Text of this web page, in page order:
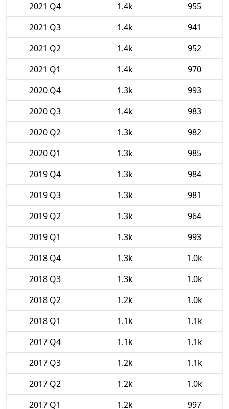
2021 Q4
1.4k
955
2021 Q3
1.4k
941
2021 Q2
1.4k
952
2021 Q1
1.4k
970
2020 Q4
1.3k
993
2020 Q3
1.4k
983
2020 Q2
1.3k
982
2020 Q1
1.3k
985
2019 Q4
1.3k
984
2019 Q3
1.3k
981
2019 Q2
1.3k
964
2019 Q1
1.3k
993
2018 Q4
1.3k
1.0k
2018 Q3
1.3k
1.0k
2018 Q2
1.2k
1.0k
2018 Q1
1.1k
1.1k
2017 Q4
1.1k
1.1k
2017 Q3
1.2k
1.1k
2017 Q2
1.2k
1.0k
2017 Q1
1.2k 997